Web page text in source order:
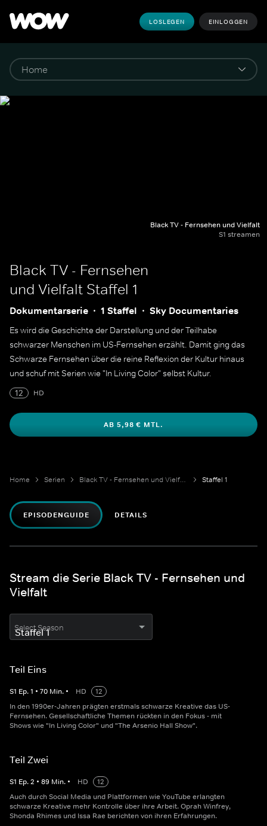
LOSLEGEN EINLOGGEN
Black TV - Fernsehen und Vielfalt
S1 streamen
Black TV - Fernsehen
und Vielfalt Staffel 1
Dokumentarserie 1 Staffel Sky Documentaries
Es wird die Geschichte der Darstellung und der Teilhabe
schwarzer Menschen im US-Fernsehen erzählt. Damit ging das
Schwarze Fernsehen über die reine Reflexion der Kultur hinaus
und schuf mit Serien wie "In Living Color" selbst Kultur.
12
HD
AB 5,98 € MTL.
Home Serien Black TV - Fernsehen und Vielfalt Staffel 1
EPISODENGUIDE DETAILS
Stream die Serie Black TV - Fernsehen und
Vielfalt
Select Season
Teil Eins
S1 Ep.1 • 70 Min. • HD
12
In den 1990er-Jahren prägten erstmals schwarze Kreative das US-
Fernsehen. Gesellschaftliche Themen rückten in den Fokus - mit
Shows wie "In Living Color" und "The Arsenio Hall Show".
Teil Zwei
S1 Ep.2 • 89 Min. • HD
12
Auch durch Social Media und Plattformen wie YouTube erlangten
schwarze Kreative mehr Kontrolle über ihre Arbeit. Oprah Winfrey,
Shonda Rhimes und Issa Rae berichten von ihren Erfahrungen.